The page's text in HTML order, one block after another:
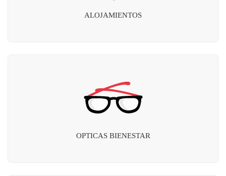
ALOJAMIENTOS
OPTICAS BIENESTAR